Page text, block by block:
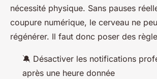
nécessité physique. Sans pauses
coupure numérique, le cerveau ne
régénérer. Il faut donc poser des
🔕 Désactiver les notifications
après une heure donnée